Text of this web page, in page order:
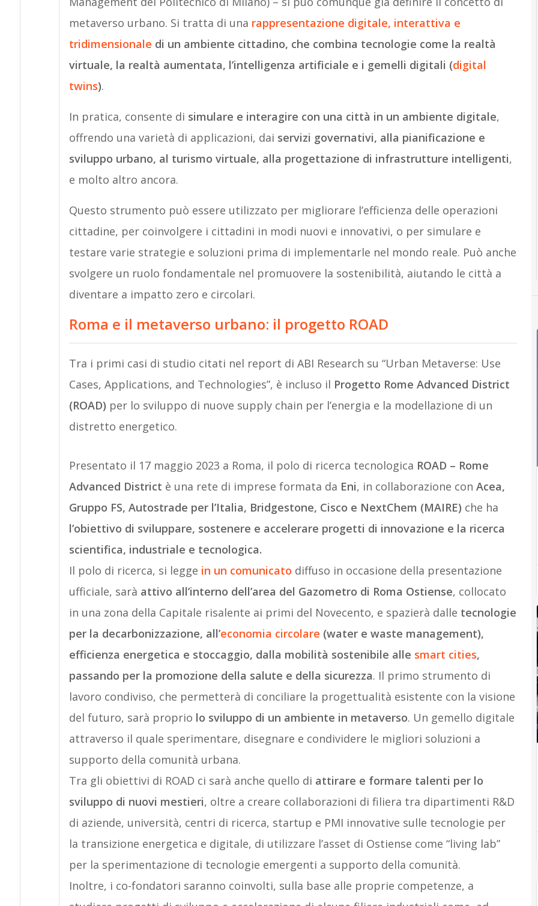
metaverso urbano. Si tratta di una rappresentazione digitale, interattiva e
tridimensionale di un ambiente cittadino, che combina tecnologie come la realtà
virtuale, la realtà aumentata, l’intelligenza artificiale e i gemelli digitali (digital
twins).
In pratica, consente di simulare e interagire con una città in un ambiente digitale,
offrendo una varietà di applicazioni, dai servizi governativi, alla pianificazione e
sviluppo urbano, al turismo virtuale, alla progettazione di infrastrutture intelligenti,
e molto altro ancora.
Questo strumento può essere utilizzato per migliorare l’efficienza delle operazioni
cittadine, per coinvolgere i cittadini in modi nuovi e innovativi, o per simulare e
testare varie strategie e soluzioni prima di implementarle nel mondo reale. Può anche
svolgere un ruolo fondamentale nel promuovere la sostenibilità, aiutando le città a
diventare a impatto zero e circolari.
Roma e il metaverso urbano: il progetto ROAD
Tra i primi casi di studio citati nel report di ABI Research su “Urban Metaverse: Use
Cases, Applications, and Technologies”, è incluso il Progetto Rome Advanced District
(ROAD) per lo sviluppo di nuove supply chain per l’energia e la modellazione di un
distretto energetico.
Presentato il 17 maggio 2023 a Roma, il polo di ricerca tecnologica ROAD – Rome
Advanced District è una rete di imprese formata da Eni, in collaborazione con Acea,
Gruppo FS, Autostrade per l’Italia, Bridgestone, Cisco e NextChem (MAIRE) che ha
l’obiettivo di sviluppare, sostenere e accelerare progetti di innovazione e la ricerca
scientifica, industriale e tecnologica.
Il polo di ricerca, si legge in un comunicato diffuso in occasione della presentazione
ufficiale, sarà attivo all’interno dell’area del Gazometro di Roma Ostiense, collocato
in una zona della Capitale risalente ai primi del Novecento, e spazierà dalle tecnologie
per la decarbonizzazione, all’economia circolare (water e waste management),
efficienza energetica e stoccaggio, dalla mobilità sostenibile alle smart cities,
passando per la promozione della salute e della sicurezza. Il primo strumento di
lavoro condiviso, che permetterà di conciliare la progettualità esistente con la visione
del futuro, sarà proprio lo sviluppo di un ambiente in metaverso. Un gemello digitale
attraverso il quale sperimentare, disegnare e condividere le migliori soluzioni a
supporto della comunità urbana.
Tra gli obiettivi di ROAD ci sarà anche quello di attirare e formare talenti per lo
sviluppo di nuovi mestieri, oltre a creare collaborazioni di filiera tra dipartimenti R&D
di aziende, università, centri di ricerca, startup e PMI innovative sulle tecnologie per
la transizione energetica e digitale, di utilizzare l’asset di Ostiense come “living lab”
per la sperimentazione di tecnologie emergenti a supporto della comunità.
Inoltre, i co-fondatori saranno coinvolti, sulla base alle proprie competenze, a